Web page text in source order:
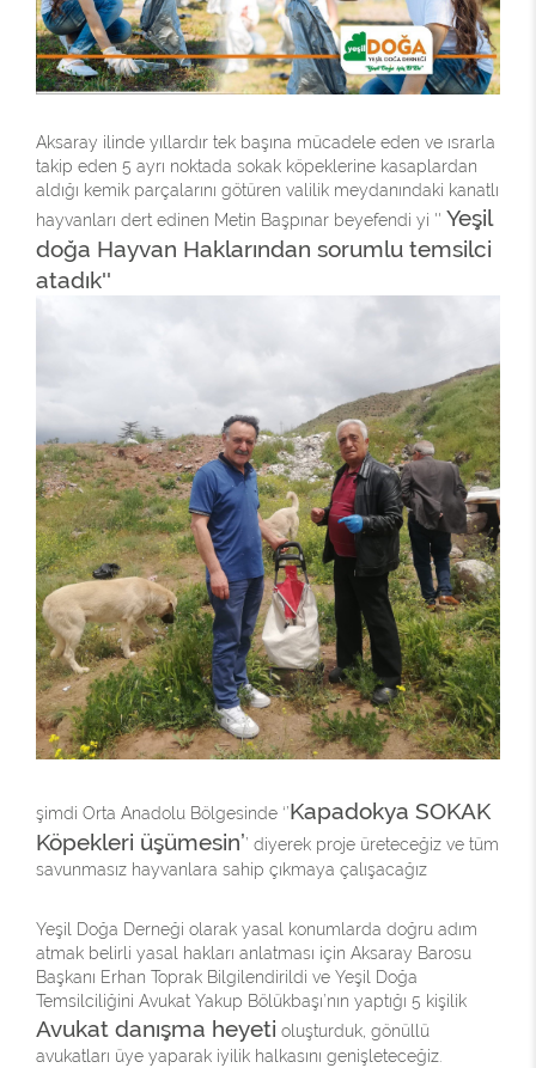
Aksaray ilinde yıllardır tek başına mücadele eden ve ısrarla
takip eden 5 ayrı noktada sokak köpeklerine kasaplardan
aldığı kemik parçalarını götüren valilik meydanındaki kanatlı
hayvanları dert edinen Metin Başpınar beyefendi yi '' Yeşil
doğa Hayvan Haklarından sorumlu temsilci
atadık''
şimdi Orta Anadolu Bölgesinde ‘’Kapadokya SOKAK
Köpekleri üşümesin’’ diyerek proje üreteceğiz ve tüm
savunmasız hayvanlara sahip çıkmaya çalışacağız
Yeşil Doğa Derneği olarak yasal konumlarda doğru adım
atmak belirli yasal hakları anlatması için Aksaray Barosu
Başkanı Erhan Toprak Bilgilendirildi ve Yeşil Doğa
Temsilciliğini Avukat Yakup Bölükbaşı’nın yaptığı 5 kişilik
Avukat danışma heyeti oluşturduk, gönüllü
avukatları üye yaparak iyilik halkasını genişleteceğiz.